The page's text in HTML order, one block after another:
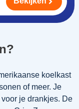
koelkast
of meer. Je
je drankjes. De